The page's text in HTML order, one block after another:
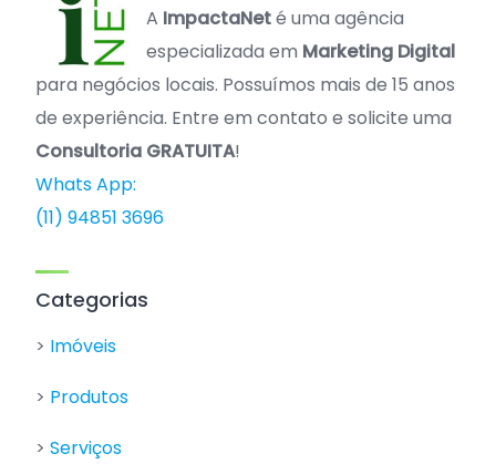
A ImpactaNeté uma agência
especializada em Marketing Digital
para negócios locais. Possuímos mais de 15 anos
de experiência. Entre em contato e solicite uma
Consultoria GRATUITA!
Whats App:
(11) 94851 3696
Categorias
> Imóveis
> Produtos
> Serviços